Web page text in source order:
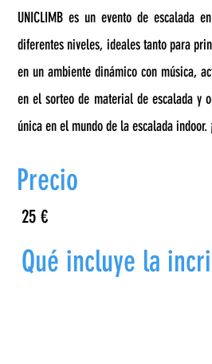
UNICLIMB es un evento de escalada
diferentes niveles, ideales tanto para
en un ambiente dinámico con música,
en el sorteo de material de escalada y
única en el mundo de la escalada indoor.
Precio
25 €
Qué incluye la